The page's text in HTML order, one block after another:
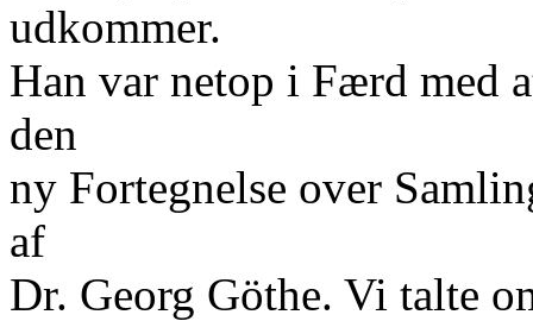
udkommer.
Han var netop i Færd med
den
ny Fortegnelse over
af
Dr. Georg Göthe. Vi talte